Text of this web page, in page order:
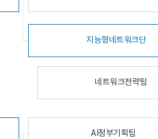
지능형네트워크단
네트워크전략팀
AI정부기획팀